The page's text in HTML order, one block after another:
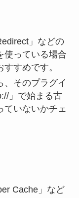
」などの
使っている場合
すすめです。
、そのプラグイ
」で始まる古
ていないかチェ
Cache」など